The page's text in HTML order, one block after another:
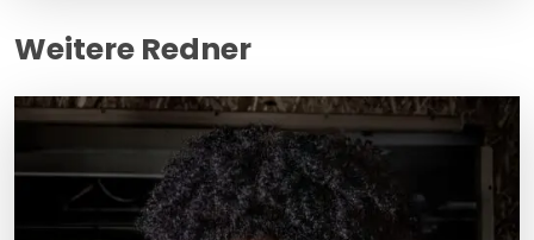
Weitere Redner